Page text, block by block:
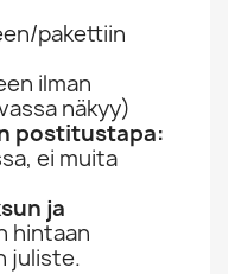
pakettiin
ilman
näkyy)
postitustapa:
ei muita
ja
hintaan
juliste.